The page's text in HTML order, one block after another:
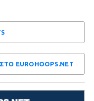
EUROHOOPS.NET